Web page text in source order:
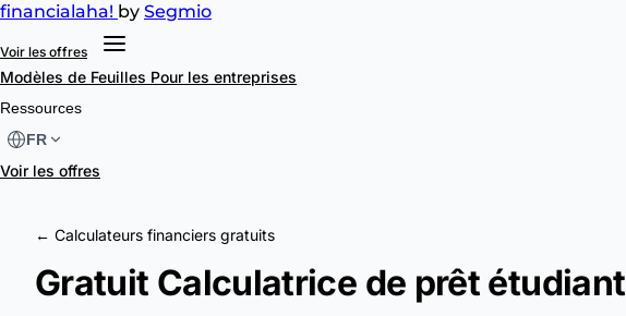
financialaha! by Segmio
Voir les offres
Modèles de Feuilles Pour les entreprises
Ressources
FR
Voir les offres
← Calculateurs financiers gratuits
Gratuit Calculatrice de prêt étudiant